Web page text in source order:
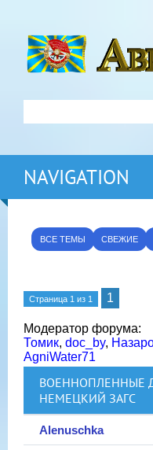
NAVIGATION
ВСЕ ТЕМЫ СВЕЖИЕ
Страница 1 из 1 1
Модератор форума:
Томик, doc_by,
AgniWater71
ВОЕННОПЛЕННЫЕ
НЕМЕЦКИЙ ЗАГС
Alenuschka